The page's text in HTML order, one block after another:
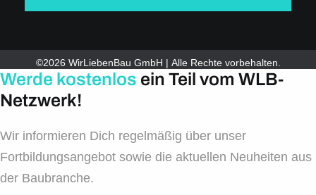
©2026 WirLiebenBau GmbH | Alle Rechte vorbehalten.
Werde kostenlos ein Teil vom WLB-
Netzwerk!
Wir informieren Dich regelmäßig über unser
Fortbildungsangebot sowie die aktuellen Neuheiten aus
der Baubranche.